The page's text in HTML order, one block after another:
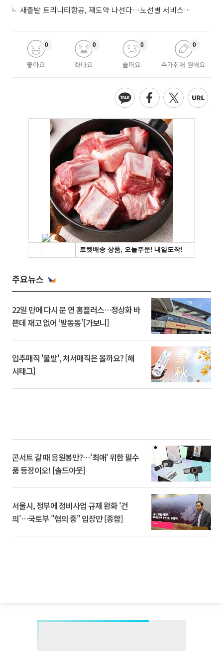
새출발 트리니티항공, 재도약 나선다…노선별 서비스 차별화
좋아요
0
화나요
0
슬퍼요
0
추가취재 원해요
0
주요뉴스
22일 만에 다시 문 연 홈플러스…정상화 바
쁜데 재고 없어 ‘발동동’[가보니]
입추매직 '불발', 처서매직은 올까요? [해
시태그]
콘서트 갈 때 응원봉만?⋯'최애' 위한 필수
품 등장이오! [솔드아웃]
서울시, 정부에 정비사업 규제 완화 '건
의'⋯국토부 "협의 중" 입장만 [종합]